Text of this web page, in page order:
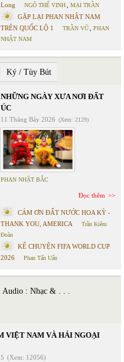
Long
NGÔ THẾ VINH MAI TRẦN
GẶP LẠI PHAN NHẬT NAM
TRÊN QUỐC LỘ 1
TRẦN VŨ
PHAN
NHẬT NAM
Ký / Tùy Bút
NHỮNG NGÀY XƯA NƠI ĐẤT
ÚC
11 Tháng Bảy 2026 (Xem: 2129)
PHAN NHẬT BẮC
Đọc thêm
CÁM ƠN ĐẤT NƯỚC HOA KỲ -
THANK YOU, AMERICA
Trần Kiêm
Đoàn
KỂ CHUYỆN FIFA WORLD CUP
2026
Phan Tấn Uẩn
Audio : Nhạc & . . .
VIỆT NAM VÀ HẢI NGOẠI
(Xem: 12056)